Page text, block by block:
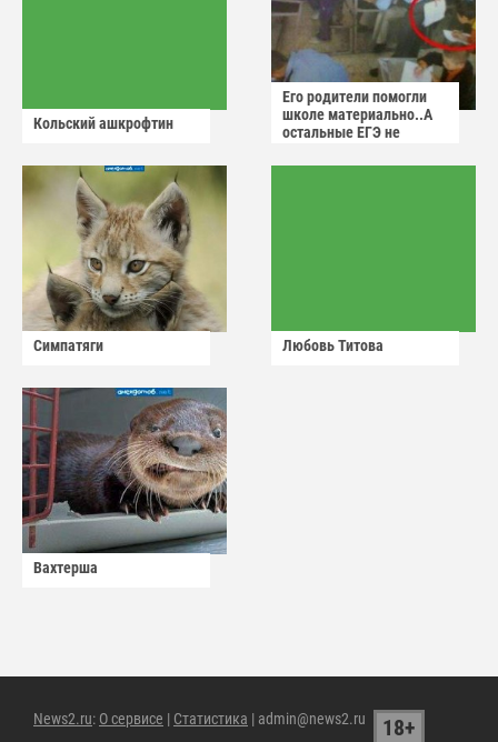
Кольский ашкрофтин
Его родители помогли
школе материально..А
остальные ЕГЭ не
Симпатяги Любовь Титова
Вахтерша
News2.ru: О сервисе | Статистика | admin@news2.ru 18+